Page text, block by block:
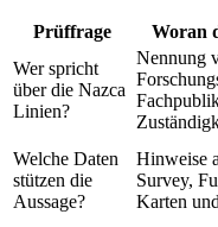
Prüffrage Woran
Wer spricht
über die Nazca
Linien?
Nennung
Welche Daten
stützen die
Aussage?
Hinweise
Survey,
Karten